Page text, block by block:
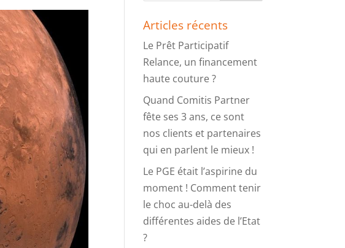
Articles récents
Le Prêt Participatif
Relance, un financement
haute couture ?
Quand Comitis Partner
fête ses 3 ans, ce sont
nos clients et partenaires
qui en parlent le mieux !
Le PGE était l’aspirine du
moment ! Comment tenir
le choc au-delà des
différentes aides de l’Etat
?